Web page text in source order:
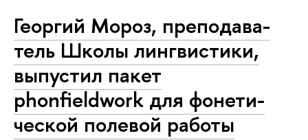
Георгий Мороз, пре­по­да­ва­
тель Школы лингвистики,
выпустил пакет
phonfieldwork для фо­не­ти­
че­ской полевой работы